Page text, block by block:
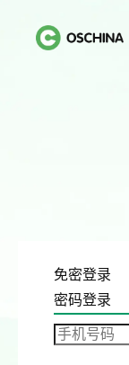
免密登录
密码登录